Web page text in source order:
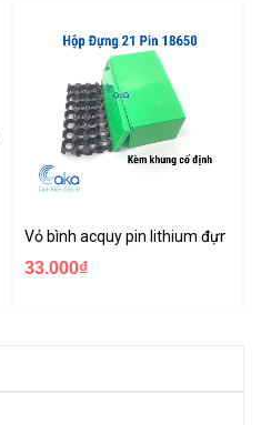
chuyên sạc pin Li-ion 3.7v
Vỏ bình acquy pin lithium đựng
33.000₫